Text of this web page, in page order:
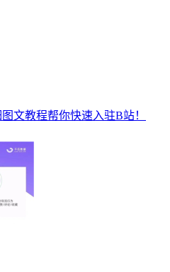
文教程帮你快速入驻B站！